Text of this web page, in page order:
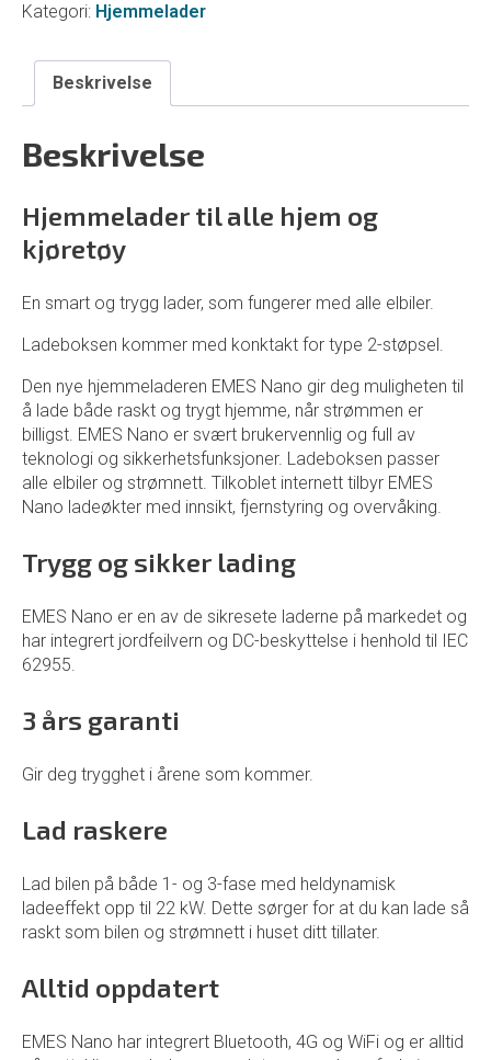
22
Kategori: Hjemmelader
Beskrivelse
Beskrivelse
Hjemmelader til alle hjem og
kjøretøy
En smart og trygg lader, som fungerer med alle elbiler.
Ladeboksen kommer med konktakt for type 2-støpsel.
Den nye hjemmeladeren EMES Nano gir deg muligheten til
å lade både raskt og trygt hjemme, når strømmen er
billigst. EMES Nano er svært brukervennlig og full av
teknologi og sikkerhetsfunksjoner. Ladeboksen passer
alle elbiler og strømnett. Tilkoblet internett tilbyr EMES
Nano ladeøkter med innsikt, fjernstyring og overvåking.
Trygg og sikker lading
EMES Nano er en av de sikresete laderne på markedet og
har integrert jordfeilvern og DC-beskyttelse i henhold til IEC
62955.
3 års garanti
Gir deg trygghet i årene som kommer.
Lad raskere
Lad bilen på både 1- og 3-fase med heldynamisk
ladeeffekt opp til 22 kW. Dette sørger for at du kan lade så
raskt som bilen og strømnett i huset ditt tillater.
Alltid oppdatert
EMES Nano har integrert Bluetooth, 4G og WiFi og er alltid